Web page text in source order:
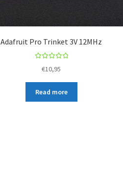
Adafruit Pro Trinket 3V 12MHz
out
of 5
€10,95
Read more